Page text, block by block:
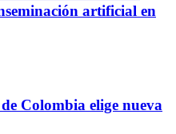
artificial en
Colombia elige nueva